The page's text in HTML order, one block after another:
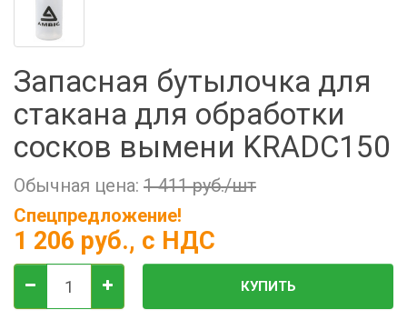
Фильтры молочные
Держатели лизунцов
Запасная бутылочка для
стакана для обработки
сосков вымени KRADC150
Обычная цена: 1 411 руб./шт
Спецпредложение!
1 206 руб., с НДС
КУПИТЬ